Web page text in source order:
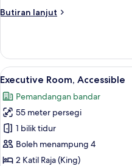
)Butiran lanjut
Butiran
Room
(Run
Of
Lihat
semua
foto
untuk
Executive
Room,
Accessible
6
Executive Room, Accessible
Pemandangan bandar
55 meter persegi
1 bilik tidur
Boleh menampung 4
2 Katil Raja (King)